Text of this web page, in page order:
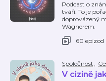
Podcast o
tváří. To je
doprovázený
Wágnerem.
60 epizod
Společnost ,
V cizině